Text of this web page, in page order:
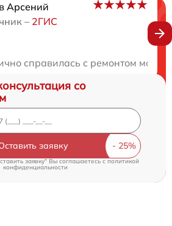
Арсений
– 2ГИС
справилась с ремонтом
со
заявку
заявку" Вы соглашаетесь c политикой
конфиденциальности